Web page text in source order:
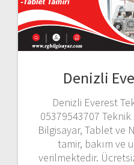
Denizli
Denizli Everest
05379543707
Bilgisayar, Tablet ve
tamir, bakım ve
verilmektedir.